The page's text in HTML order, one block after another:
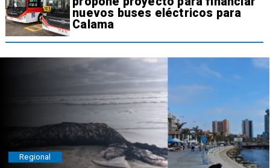
nuevos buses eléctricos para
Calama
Regional